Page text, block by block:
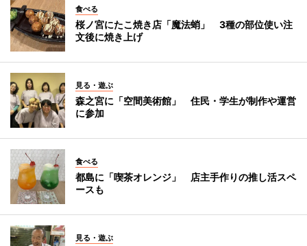
食べる
桜ノ宮にたこ焼き店「魔法蛸」 3種の部位使い注
文後に焼き上げ
見る・遊ぶ
森之宮に「空間美術館」 住民・学生が制作や運営
に参加
食べる
都島に「喫茶オレンジ」 店主手作りの推し活スペ
ースも
見る・遊ぶ